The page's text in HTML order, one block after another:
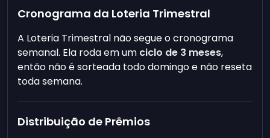
Cronograma da Loteria Trimestral
A Loteria Trimestral não segue o cronograma
semanal. Ela roda em um ciclo de 3 meses,
então não é sorteada todo domingo e não reseta
toda semana.
Distribuição de Prêmios